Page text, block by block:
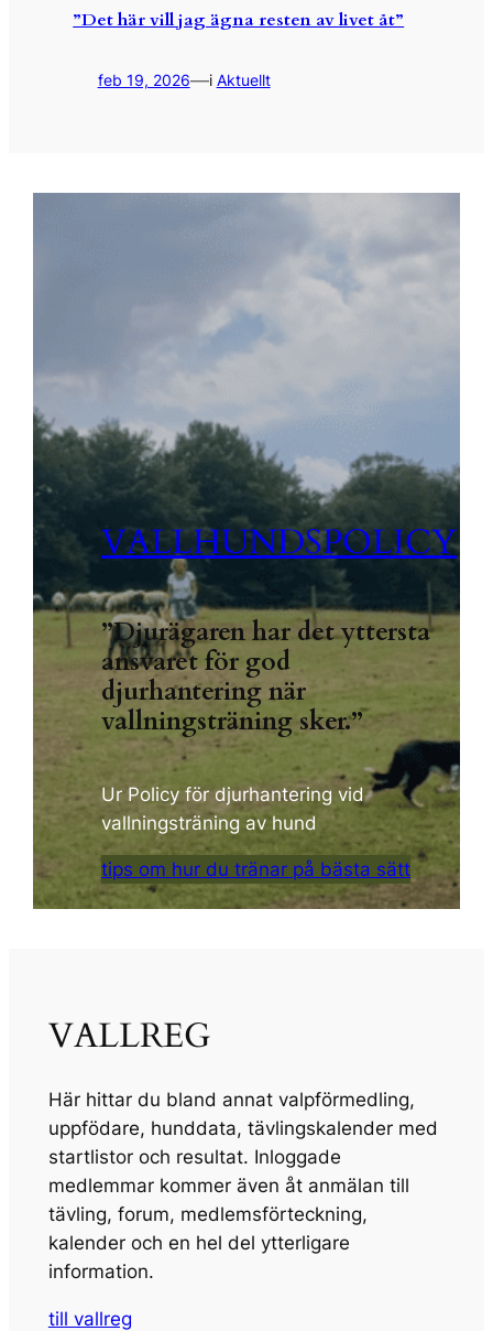
”Det här vill jag ägna resten av livet åt”
feb 19, 2026—i Aktuellt
VALLHUNDSPOLICY
”Djurägaren har det yttersta
ansvaret för god
djurhantering när
vallningsträning sker.”
Ur Policy för djurhantering vid
vallningsträning av hund
tips om hur du tränar på bästa sätt
VALLREG
Här hittar du bland annat valpförmedling,
uppfödare, hunddata, tävlingskalender med
startlistor och resultat. Inloggade
medlemmarkommer även åt anmälan till
tävling, forum, medlemsförteckning,
kalender och en hel del ytterligare
information.
till vallreg